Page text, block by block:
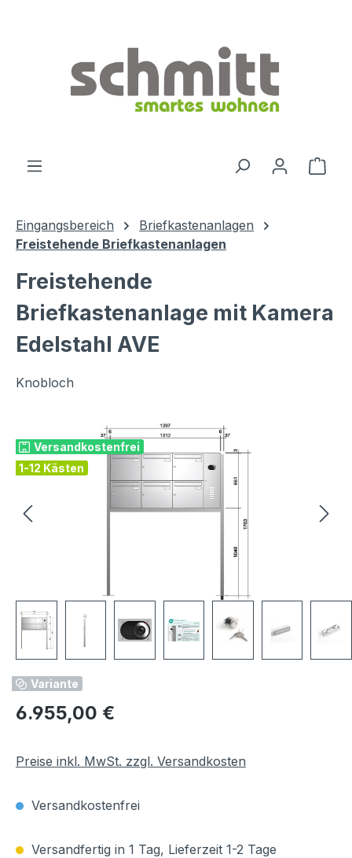
Eingangsbereich
Briefkastenanlagen
Freistehende Briefkastenanlagen
Freistehende
Briefkastenanlage mit Kamera
Edelstahl AVE
Knobloch
Versandkostenfrei
1-12 Kästen
Variante
Regulärer Preis:
6.955,00 €
Preise inkl. MwSt. zzgl. Versandkosten
Versandkostenfrei
Versandfertig in 1 Tag, Lieferzeit 1-2 Tage